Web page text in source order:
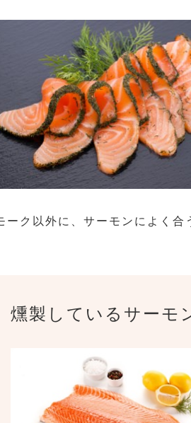
ーク以外に、サーモンによく合
燻製しているサーモ